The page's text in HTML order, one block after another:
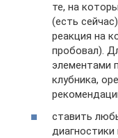
те, на
(есть
реакция на
пробовал).
элементами
клубника,
ставить
диагностики